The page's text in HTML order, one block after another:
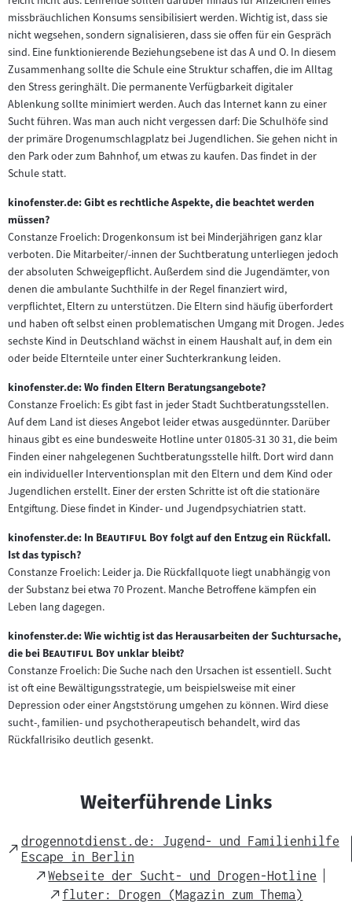
missbräuchlichen Konsums sensibilisiert werden. Wichtig ist, dass sie
nicht wegsehen, sondern signalisieren, dass sie offen für ein Gespräch
sind. Eine funktionierende Beziehungsebene ist das A und O. In diesem
Zusammenhang sollte die Schule eine Struktur schaffen, die im Alltag
den Stress geringhält. Die permanente Verfügbarkeit digitaler
Ablenkung sollte minimiert werden. Auch das Internet kann zu einer
Sucht führen. Was man auch nicht vergessen darf: Die Schulhöfe sind
der primäre Drogenumschlagplatz bei Jugendlichen. Sie gehen nicht in
den Park oder zum Bahnhof, um etwas zu kaufen. Das findet in der
Schule statt.
kinofenster.de: Gibt es rechtliche Aspekte, die beachtet werden
müssen?
Constanze Froelich: Drogenkonsum ist bei Minderjährigen ganz klar
verboten. Die Mitarbeiter/-innen der Suchtberatung unterliegen jedoch
der absoluten Schweigepflicht. Außerdem sind die Jugendämter, von
denen die ambulante Suchthilfe in der Regel finanziert wird,
verpflichtet, Eltern zu unterstützen. Die Eltern sind häufig überfordert
und haben oft selbst einen problematischen Umgang mit Drogen. Jedes
sechste Kind in Deutschland wächst in einem Haushalt auf, in dem ein
oder beide Elternteile unter einer Suchterkrankung leiden.
kinofenster.de: Wo finden Eltern Beratungsangebote?
Constanze Froelich: Es gibt fast in jeder Stadt Suchtberatungsstellen.
Auf dem Land ist dieses Angebot leider etwas ausgedünnter. Darüber
hinaus gibt es eine bundesweite Hotline unter 01805-31 30 31, die beim
Finden einer nahgelegenen Suchtberatungsstelle hilft. Dort wird dann
ein individueller Interventionsplan mit den Eltern und dem Kind oder
Jugendlichen erstellt. Einer der ersten Schritte ist oft die stationäre
Entgiftung. Diese findet in Kinder- und Jugendpsychiatrien statt.
kinofenster.de: In "
Beautiful Boy"folgt auf den Entzug ein Rückfall.
Ist das typisch?
Constanze Froelich: Leider ja. Die Rückfallquote liegt unabhängig von
der Substanz bei etwa 70 Prozent. Manche Betroffene kämpfen ein
Leben lang dagegen.
kinofenster.de: Wie wichtig ist das Herausarbeiten der Suchtursache,
die bei "
Beautiful Boy"unklar bleibt?
Constanze Froelich: Die Suche nach den Ursachen ist essentiell. Sucht
ist oft eine Bewältigungsstrategie, um beispielsweise mit einer
Depression oder einer Angststörung umgehen zu können. Wird diese
sucht-, familien- und psychotherapeutisch behandelt, wird das
Rückfallrisiko deutlich gesenkt.
Weiterführende Links
External
Link
drogennotdienst.de: Jugend- und Familienhilfe
Escape in Berlin
External
Link
Webseite der Sucht- und Drogen-Hotline
External
fluter: Drogen (Magazin zum Thema)